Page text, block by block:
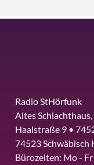
Radio StHörfunk
Altes Schlachthaus,
Haalstraße 9 •
74523 Schwäbisch
Bürozeiten: Mo -